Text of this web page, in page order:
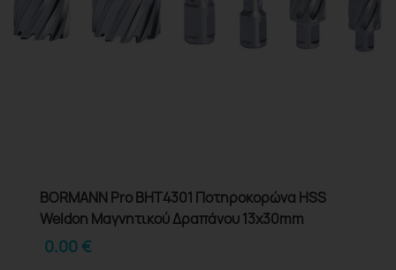
BORMANN Pro BHT4301 Ποτηροκορώνα HSS
Weldon Μαγνητικού Δραπάνου 13x30mm
0.00€